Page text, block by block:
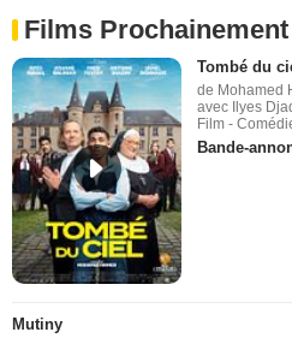
Films
Tombé du
de Mohamed
avec Ilyes
Film -
Bande-
Mutiny